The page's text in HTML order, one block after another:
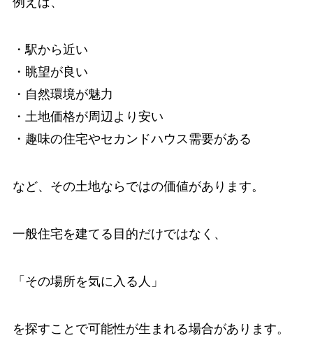
・駅から近い
・眺望が良い
・自然環境が魅力
・土地価格が周辺より安い
・趣味の住宅やセカンドハウス需要がある
など、その土地ならではの価値があります。
一般住宅を建てる目的だけではなく、
「その場所を気に入る人」
を探すことで可能性が生まれる場合があります。